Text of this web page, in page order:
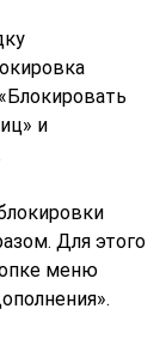
и
Для этого
меню